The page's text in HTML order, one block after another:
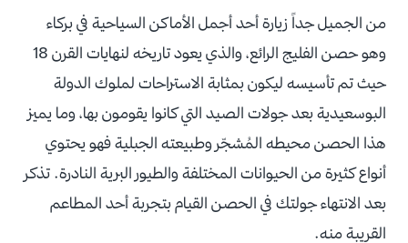
من الجميل جداً زيارة أحد أجمل الأماكن السياحية في بركاء
وهو حصن الفليج الرائع، والذي يعود تاريخه لنهايات القرن 18
حيث تم تأسيسه ليكون بمثابة الاستراحات لملوك الدولة
البوسعيدية بعد جولات الصيد التي كانوا يقومون بها، وما يميز
هذا الحصن محيطه المُشجّر وطبيعته الجبلية فهو يحتوي
أنواع كثيرة من الحيوانات المختلفة والطيور البرية النادرة. تذكر
بعد الانتهاء جولتك في الحصن القيام بتجربة أحد المطاعم
القريبة منه.